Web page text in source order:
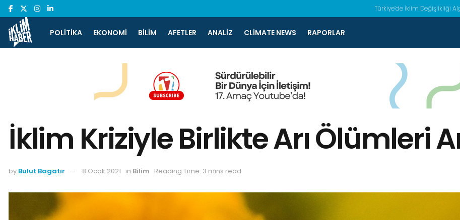
Türkiye’de İklim Değişlikliği
POLITIKA EKONOMI BILIM AFETLER ANALIZ CLIMATE NEWS RAPORLAR
İklim Kriziyle Birlikte Arı Ölümleri
by Bulut Bagatır 8 Ocak 2021 in Bilim Reading Time: 3 mins read